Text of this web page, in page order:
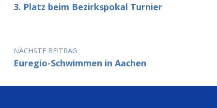
3. Platz beim Bezirkspokal Turnier
NÄCHSTE BEITRAG
Euregio-Schwimmen in Aachen